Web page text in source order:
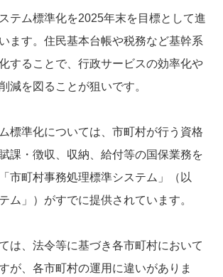
テム標準化を2025年末を目標として進
ます。住民基本台帳や税務など基幹系
することで、行政サービスの効率化や
減を図ることが狙いです。
標準化については、市町村が行う資格
課・徴収、収納、給付等の国保業務を
市町村事務処理標準システム」（以
ム」）がすでに提供されています。
は、法令等に基づき各市町村において
が、各市町村の運用に違いがありま